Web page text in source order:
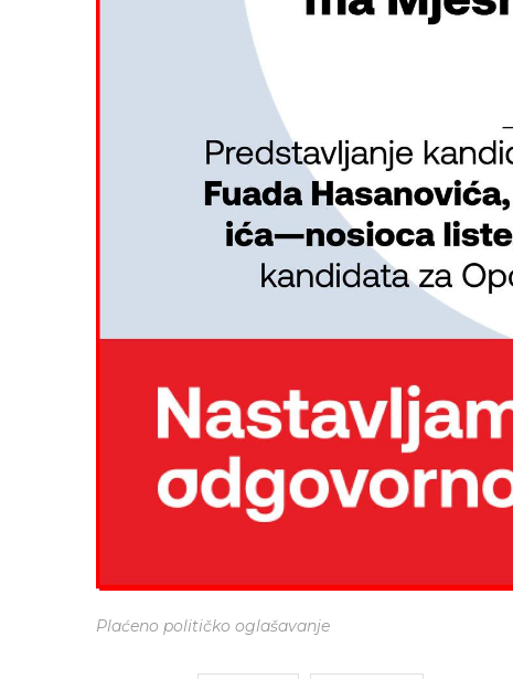
Plaćeno političko oglašavanje